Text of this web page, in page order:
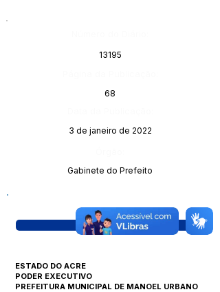
13195
68
3 de janeiro de 2022
Gabinete do Prefeito
Visualizar
ESTADO DO ACRE
PODER EXECUTIVO
PREFEITURA MUNICIPAL DE MANOEL URBANO